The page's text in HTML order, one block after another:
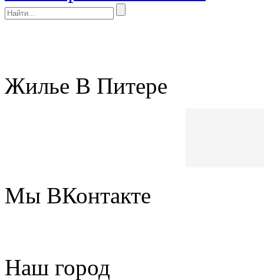
Жилье В Питере
Мы ВКонтакте
Наш город